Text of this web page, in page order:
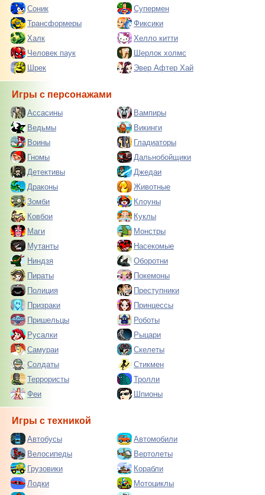
Соник
Супермен
Трансформеры
Фиксики
Халк
Хелло китти
Человек паук
Шерлок холмс
Шрек
Эвер Афтер Хай
Игры с персонажами
Ассасины
Вампиры
Ведьмы
Викинги
Воины
Гладиаторы
Гномы
Дальнобойщики
Детективы
Джедаи
Драконы
Животные
Зомби
Клоуны
Ковбои
Куклы
Маги
Монстры
Мутанты
Насекомые
Ниндзя
Оборотни
Пираты
Покемоны
Полиция
Преступники
Призраки
Принцессы
Пришельцы
Роботы
Русалки
Рыцари
Самураи
Скелеты
Солдаты
Стикмен
Террористы
Тролли
Феи
Шпионы
Игры с техникой
Автобусы
Автомобили
Велосипеды
Вертолеты
Грузовики
Корабли
Лодки
Мотоциклы